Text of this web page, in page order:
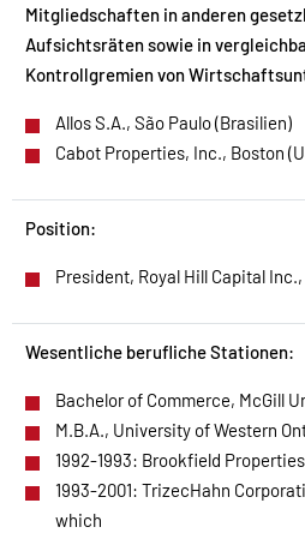
Mitgliedschaften in anderen
Aufsichtsräten sowie in
Kontrollgremien von
Allos S.A., São Paulo (Brasilien)
Cabot Properties, Inc., Boston
Position:
President, Royal Hill Capital
Wesentliche berufliche Stationen:
Bachelor of Commerce, McGill
M.B.A., University of Western
1992-1993: Brookfield
1993-2001: TrizecHahn
which